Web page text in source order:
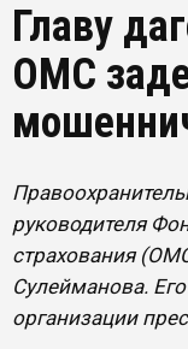
Главу
ОМС
руководителя
страхования
Сулейманова.
организации